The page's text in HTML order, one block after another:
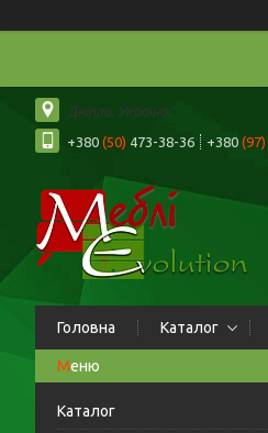
Дніпро, Україна
+380 (50) 473-38-36 +380 (97)
Головна Каталог
Каталог